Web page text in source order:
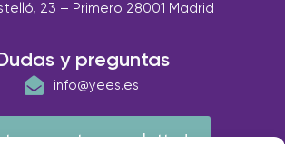
23 – Primero 28001 Madrid
y preguntas
info@yees.es
a nuestra newsletter!